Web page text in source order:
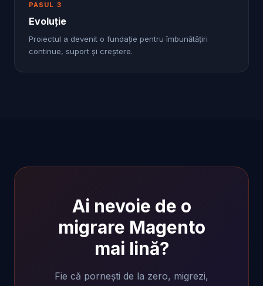
PASUL 3
Evoluție
Proiectul a devenit o fundație pentru îmbunătățiri
continue, suport și creștere.
Ai nevoie de o
migrare Magento
mai lină?
Fie că pornești de la zero, migrezi,